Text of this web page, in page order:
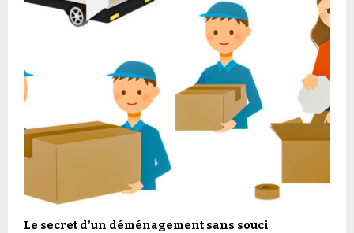
Le secret d’un déménagement sans souci